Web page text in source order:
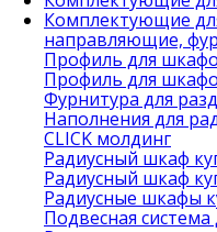
Комплектующие
направляющие,
Профиль для
Профиль для
Фурнитура для
Наполнения для
CLICK молдинг
Радиусный шкаф
Радиусный шкаф
Радиусные шкафы
Подвесная